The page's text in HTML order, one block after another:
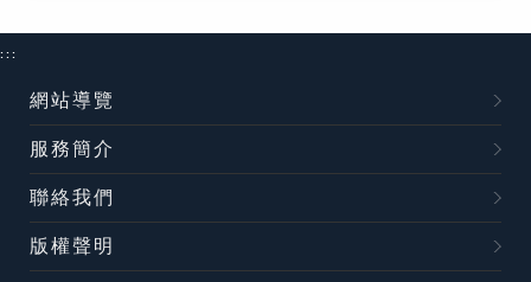
:::
網站導覽
服務簡介
聯絡我們
版權聲明